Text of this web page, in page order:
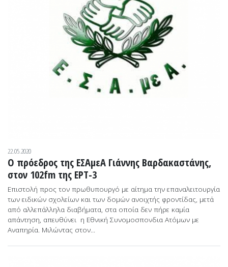
22.05.2020
O πρόεδρος της ΕΣΑμεΑ Γιάννης Βαρδακαστάνης,
στον 102fm της ΕΡΤ-3
Επιστολή προς τον πρωθυπουργό με αίτημα την επαναλειτουργία
των ειδικών σχολείων και των δομών ανοιχτής φροντίδας, μετά
από αλλεπάλληλα διαβήματα, στα οποία δεν πήρε καμία
απάντηση, απευθύνει η Εθνική Συνομοσπονδια Ατόμων με
Αναπηρία. Μιλώντας στον...